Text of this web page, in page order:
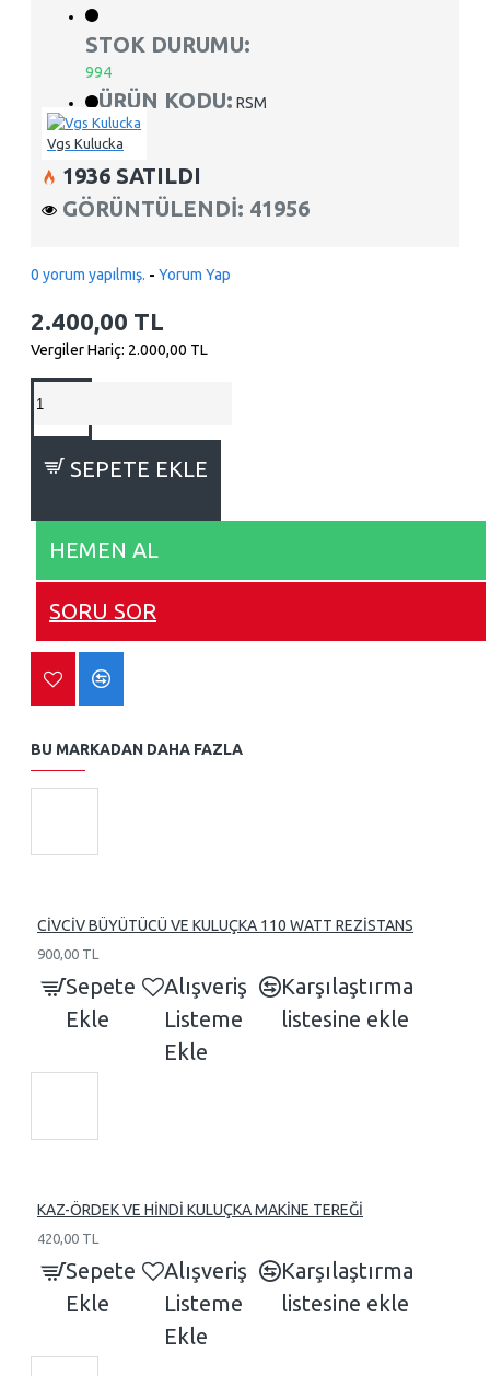
STOK DURUMU:
994
ÜRÜN KODU: RSM
Vgs Kulucka
1936 SATILDI
GÖRÜNTÜLENDI: 41956
0 yorum yapılmış. - Yorum Yap
2.400,00 TL
Vergiler Hariç: 2.000,00 TL
SEPETE EKLE
HEMEN AL
SORU SOR
BU MARKADAN DAHA FAZLA
CİVCİV BÜYÜTÜCÜ VE KULUÇKA 110 WATT REZİSTANS
900,00 TL
Sepete
Ekle
Alışveriş
Listeme
Ekle
Karşılaştırma
listesine ekle
KAZ-ÖRDEK VE HİNDİ KULUÇKA MAKİNE TEREĞİ
420,00 TL
Sepete
Ekle
Alışveriş
Listeme
Ekle
Karşılaştırma
listesine ekle